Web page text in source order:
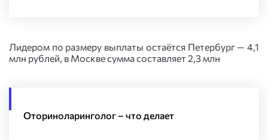
Лидером по размеру выплаты остаётся Петербург — 4,1
млн рублей, в Москве сумма составляет 2,3 млн
Оториноларинголог – что делает